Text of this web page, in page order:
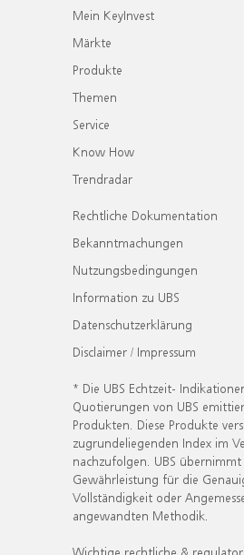
Mein KeyInvest
Märkte
Produkte
Themen
Service
Know How
Trendradar
Rechtliche Dokumentation
Bekanntmachungen
Nutzungsbedingungen
Information zu UBS
Datenschutzerklärung
Disclaimer / Impressum
* Die UBS Echtzeit-
Quotierungen von UBS
Produkten. Diese Produkte
zugrundeliegenden Index im
nachzufolgen. UBS
Gewährleistung für die
Vollständigkeit oder
angewandten Methodik.